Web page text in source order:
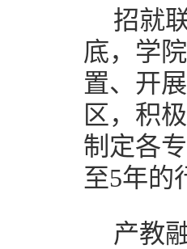
招就
底，学
置、开
区，积
制定各
至5年的
产教